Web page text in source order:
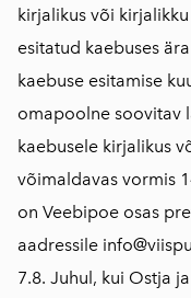
kirjalikus või
esitatud kaebuses
kaebuse esitamise
omapoolne soovitav
kaebusele kirjalikus
võimaldavas vormis
on Veebipoe osas
aadressile
7.8. Juhul, kui Ostja